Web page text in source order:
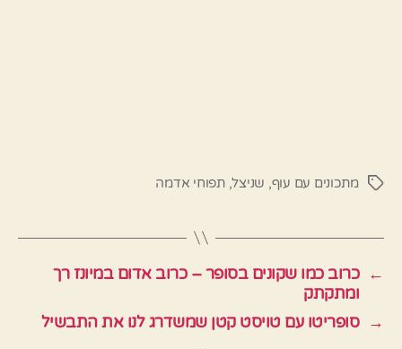
תגיותמתכונים עם עוף שניצל,תפוחי אדמה
← כרוב כמו שקונים בסופר – כרוב אדום במיונז רך
ומתקתק
→ סופריטו עם טויסט קטן שמשדרג לנו את התבשיל